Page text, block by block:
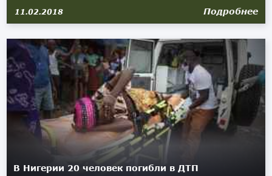
11.02.2018 Подробнее
В Нигерии 20 человек погибли в ДТП